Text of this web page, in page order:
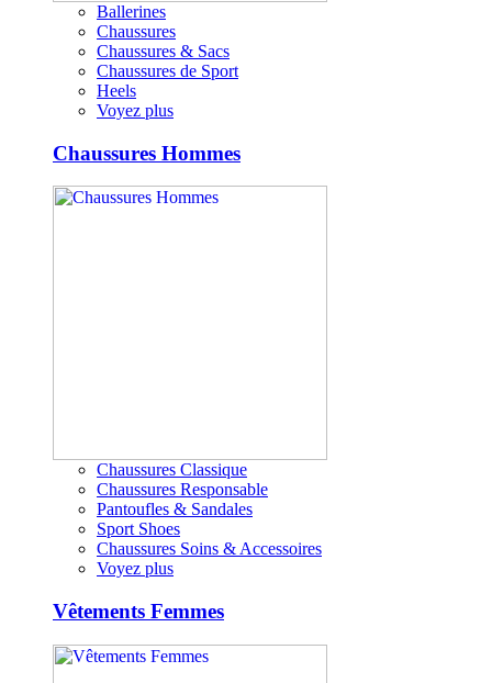
Ballerines
Chaussures
Chaussures & Sacs
Chaussures de Sport
Heels
Voyez plus
Chaussures Hommes
Chaussures Classique
Chaussures Responsable
Pantoufles & Sandales
Sport Shoes
Chaussures Soins & Accessoires
Voyez plus
Vêtements Femmes